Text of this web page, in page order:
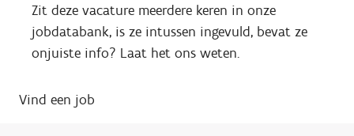
Zit deze vacature meerdere keren in onze
jobdatabank, is ze intussen ingevuld, bevat ze
onjuiste info? Laat het ons weten.
Vind een job